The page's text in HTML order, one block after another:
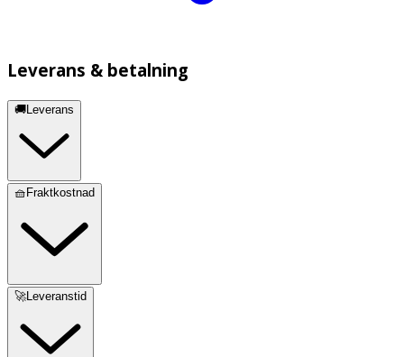
Leverans & betalning
🚚Leverans
🧺Fraktkostnad
🚀Leveranstid